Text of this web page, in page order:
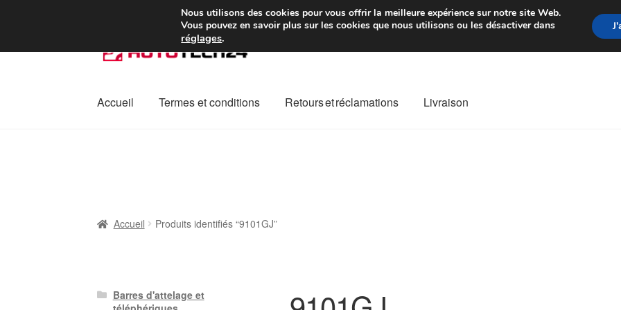
Colissimo livraison à partir de 7 EUR Du lundi au
à
navigation
au
Accueil Termes et conditions Retours et réclamations Livraison
Accueil Produits identifiés “9101GJ”
Barres d'attelage et
Nous utilisons des cookies pour vous offrir la meilleure expérience sur notre site Web.
Vous pouvez en savoir plus sur les cookies que nous utilisons ou les désactiver dans
réglages.